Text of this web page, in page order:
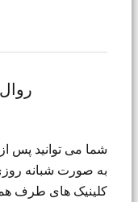
شما می توانید پس
به صورت شبانه
کلینیک های طرف